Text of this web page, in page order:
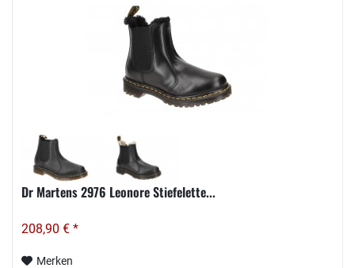
Dr Martens 2976 Leonore Stiefelette...
208,90 € *
Merken